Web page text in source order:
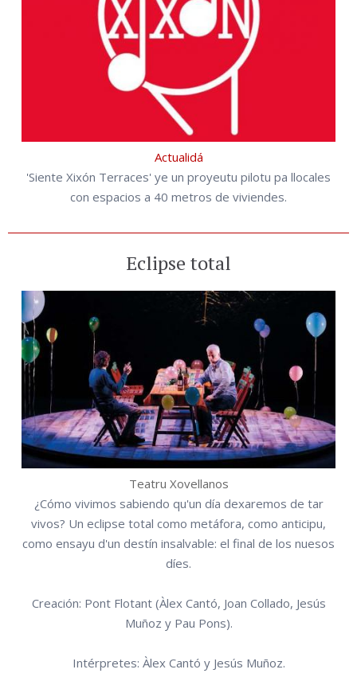
Actualidá
'Siente Xixón Terraces' ye un proyeutu pilotu pa llocales
con espacios a 40 metros de viviendes.
Eclipse total
Teatru Xovellanos
¿Cómo vivimos sabiendo qu'un día dexaremos de tar
vivos? Un eclipse total como metáfora, como anticipu,
como ensayu d'un destín insalvable: el final de los nuesos
díes.
Creación: Pont Flotant (Àlex Cantó, Joan Collado, Jesús
Muñoz y Pau Pons).
Intérpretes: Àlex Cantó y Jesús Muñoz.